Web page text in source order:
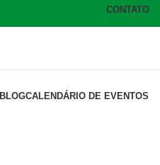
CONTATO
BLOGCALENDÁRIO DE EVENTOS